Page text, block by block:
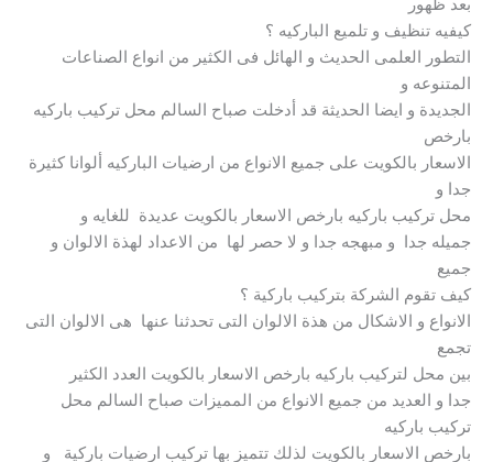
بعد ظهور
كيفيه تنظيف و تلميع الباركيه ؟
التطور العلمى الحديث و الهائل فى الكثير من انواع الصناعات
المتنوعه و
الجديدة و ايضا الحديثة قد أدخلت صباح السالم محل تركيب باركيه
بارخص
الاسعار بالكويت على جميع الانواع من ارضيات الباركيه ألوانا كثيرة
جدا و
محل تركيب باركيه بارخص الاسعار بالكويت عديدة للغايه و
جميله جدا و مبهجه جدا و لا حصر لها من الاعداد لهذة الالوان و
جميع
كيف تقوم الشركة بتركيب باركية ؟
الانواع و الاشكال من هذة الالوان التى تحدثنا عنها هى الالوان التى
تجمع
بين محل لتركيب باركيه بارخص الاسعار بالكويت العدد الكثير
جدا و العديد من جميع الانواع من المميزات صباح السالم محل
تركيب باركيه
بارخص الاسعار بالكويت لذلك تتميز بها تركيب ارضيات باركية و